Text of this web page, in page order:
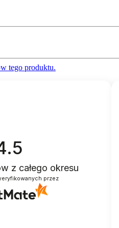
tego produktu.
z całego okresu
przez